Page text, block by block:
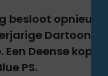
besloot opnieuw
Dartoon
Een Deense
PS.